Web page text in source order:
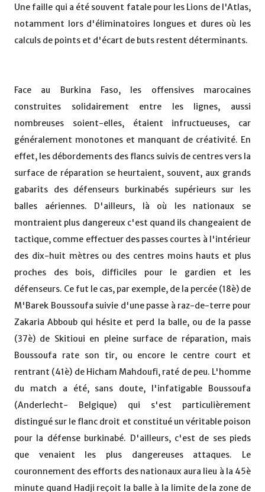
Une faille qui a été souvent fatale pour les Lions de l'Atlas,
notamment lors d'éliminatoires longues et dures où les
calculs de points et d'écart de buts restent déterminants.
Face au Burkina Faso, les offensives marocaines
construites solidairement entre les lignes, aussi
nombreuses soient-elles, étaient infructueuses, car
généralement monotones et manquant de créativité. En
effet, les débordements des flancs suivis de centres vers la
surface de réparation se heurtaient, souvent, aux grands
gabarits des défenseurs burkinabés supérieurs sur les
balles aériennes. D'ailleurs, là où les nationaux se
montraient plus dangereux c'est quand ils changeaient de
tactique, comme effectuer des passes courtes à l'intérieur
des dix-huit mètres ou des centres moins hauts et plus
proches des bois, difficiles pour le gardien et les
défenseurs. Ce fut le cas, par exemple, de la percée (18è) de
M'Barek Boussoufa suivie d'une passe à raz-de-terre pour
Zakaria Abboub qui hésite et perd la balle, ou de la passe
(37è) de Skitioui en pleine surface de réparation, mais
Boussoufa rate son tir, ou encore le centre court et
rentrant (41è) de Hicham Mahdoufi, raté de peu. L'homme
du match a été, sans doute, l'infatigable Boussoufa
(Anderlecht- Belgique) qui s'est particulièrement
distingué sur le flanc droit et constitué un véritable poison
pour la défense burkinabé. D'ailleurs, c'est de ses pieds
que venaient les plus dangereuses attaques. Le
couronnement des efforts des nationaux aura lieu à la 45è
minute quand Hadji reçoit la balle à la limite de la zone de